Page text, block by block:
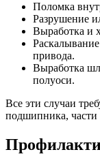
Поломка
Разрушение
Выработка и
привода.
Выработка
полуоси.
Все эти случаи
подшипника, части